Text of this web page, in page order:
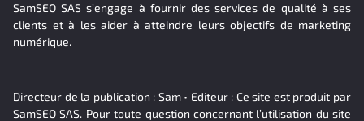
SamSEO SAS s’engage à fournir des services de qualité à ses
clients et à les aider à atteindre leurs objectifs de marketing
numérique.
Directeur de la publication : Sam • Editeur : Ce site est produit par
SamSEO SAS. Pour toute question concernant l’utilisation du site